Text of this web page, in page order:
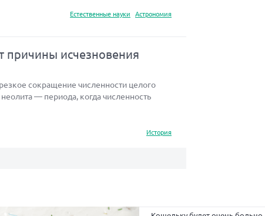
Естественные науки
Астрономия
причины исчезновения
сокращение численности целого
— периода, когда численность
История